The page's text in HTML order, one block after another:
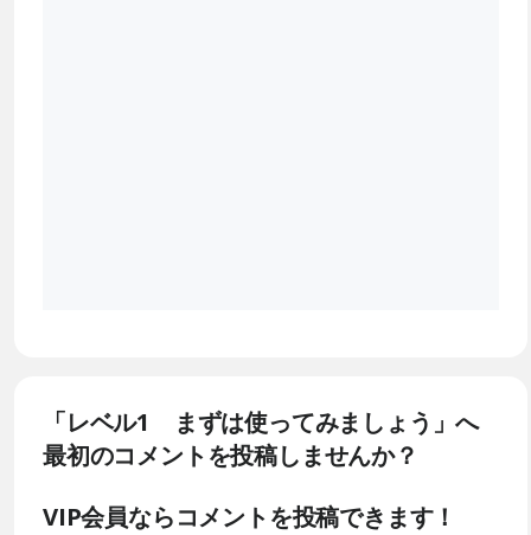
「レベル1 まずは使ってみましょう」へ
最初のコメントを投稿しませんか？
VIP会員ならコメントを投稿できます！